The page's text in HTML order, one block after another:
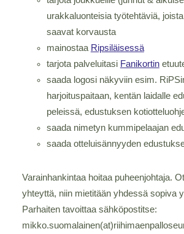
urakkaluonteisia työtehtäviä,
saavat korvausta
mainostaa Ripsiläisessä
tarjota palveluitasi Fanikortin
saada logosi näkyviin esim.
harjoituspaitaan, kentän laidalle
peleissä, edustuksen
saada nimetyn kummipelaajan
saada otteluisännyyden
Varainhankintaa hoitaa puheenjohtaja.
yhteyttä, niin mietitään yhdessä sopiva
Parhaiten tavoittaa sähköpostitse: